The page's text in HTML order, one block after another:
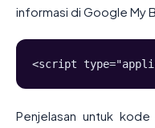
informasi di Google My
<script
Penjelasan untuk